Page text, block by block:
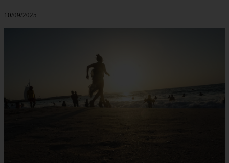
10/09/2025